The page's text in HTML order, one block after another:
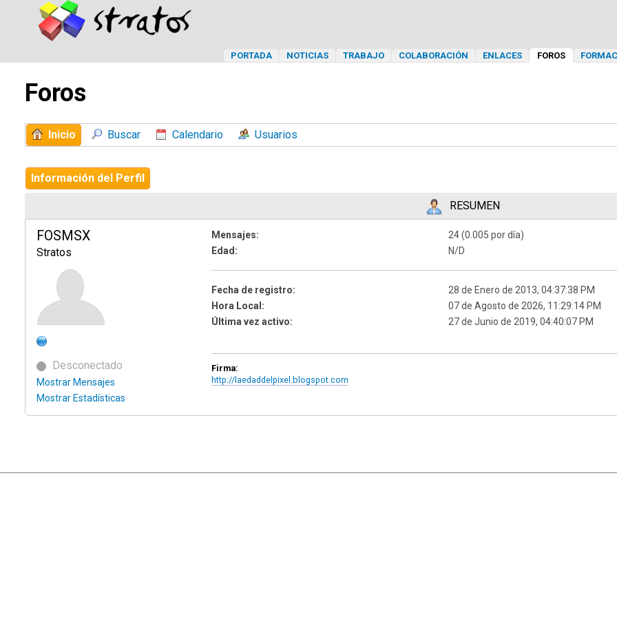
PORTADA NOTICIAS TRABAJO COLABORACIÓN ENLACES FOROS
Foros
Inicio Buscar Calendario Usuarios
Información del Perfil
RESUMEN
FOSMSX
Stratos
Desconectado
Mostrar Mensajes
Mostrar Estadísticas
Mensajes:
24 (0.005 por día)
Edad:
N/D
Fecha de registro:
28 de Enero de 2013, 04:37:38 PM
Hora Local:
07 de Agosto de 2026, 11:29:14 PM
Última vez activo:
27 de Junio de 2019, 04:40:07 PM
Firma:
http://laedaddelpixel.blogspot.com